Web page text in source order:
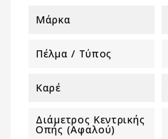
Μάρκα
Πέλμα / Τύπος
Καρέ
Διάμετρος Κεντρικής
Οπής (αφαλού)